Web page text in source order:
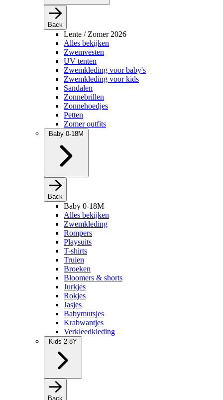
Back
Lente / Zomer 2026
Alles bekijken
Zwemvesten
UV tenten
Zwemkleding voor baby's
Zwemkleding voor kids
Sandalen
Zonnebrillen
Zonnehoedjes
Petten
Zomer outfits
Baby 0-18M
Back
Baby 0-18M
Alles bekijken
Zwemkleding
Rompers
Playsuits
T-shirts
Truien
Broeken
Bloomers & shorts
Jurkjes
Rokjes
Jasjes
Babymutsjes
Krabwantjes
Verkleedkleding
Kids 2-8Y
Back